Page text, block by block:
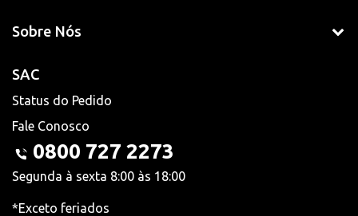
Sobre Nós
SAC
Status do Pedido
Fale Conosco
0800 727 2273
Segunda à sexta 8:00 às 18:00
*Exceto feriados